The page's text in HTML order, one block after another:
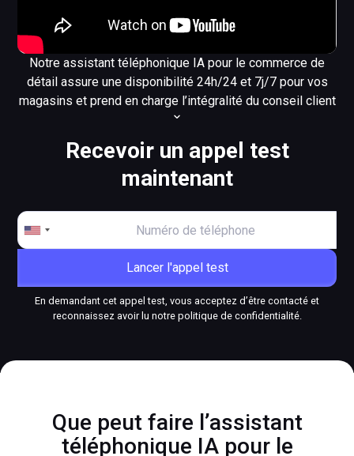
Notre assistant téléphonique IA pour le commerce de
détail assure une disponibilité 24h/24 et 7j/7 pour vos
magasins et prend en charge l’intégralité du conseil client
par téléphone. Le système comprend les demandes des
appelants, répond directement aux questions simples et
transfère les appels plus complexes au bon
collaborateur.
L’assistant téléphonique IA de fonio pour le commerce
de détail convient aussi bien aux supermarchés,
discounters, magasins de prêt-à-porter, enseignes
d’électronique, magasins de meubles qu’aux magasins de
bricolage. Le standard intelligent est entièrement
personnalisable et peut être adapté à chaque magasin,
chaque chaîne et chaque point de vente.
Recevoir un appel test
maintenant
En demandant cet appel test, vous acceptez d’être contacté et
reconnaissez avoir lu notre politique de confidentialité.
Que peut faire l’assistant
téléphonique IA pour le